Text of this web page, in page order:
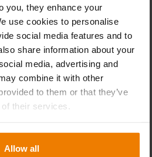
you, they enhance your
use cookies to personalise
social media features and to
share information about your
media, advertising and
combine it with other
to them or that they’ve
their services.
Allow all
is echt
op 70% en die zit nu al op
gelijk is
dus dat gaat zeker lukken. Met
de juiste artikelen. Het
wanneer een bepaald artikel
omdat het harder loopt
nu op tijd bijsturen, terwijl we
als het te laat was.”